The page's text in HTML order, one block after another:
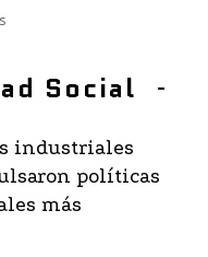
Social
industriales
políticas
más